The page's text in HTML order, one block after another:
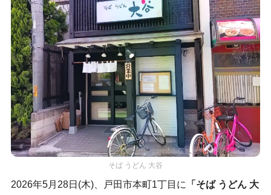
そば うどん 大谷
2026年5月28日(木)、戸田市本町1丁目に
「そば うどん 大